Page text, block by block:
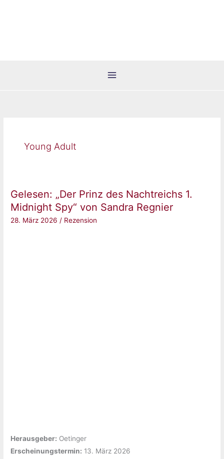
Young Adult
Gelesen: „Der Prinz des Nachtreichs 1.
Midnight Spy“ von Sandra Regnier
28. März 2026 / Rezension
Herausgeber: ‎Oetinger
Erscheinungstermin: ‎13. März 2026